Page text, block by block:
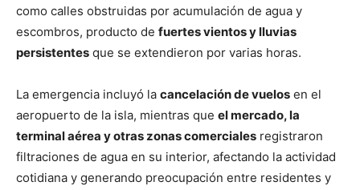
como calles obstruidas por acumulación de agua y
escombros, producto de fuertes vientos y lluvias
persistentes que se extendieron por varias horas.
La emergencia incluyó la cancelación de vuelos en el
aeropuerto de la isla, mientras que el mercado, la
terminal aérea y otras zonas comerciales registraron
filtraciones de agua en su interior, afectando la actividad
cotidiana y generando preocupación entre residentes y